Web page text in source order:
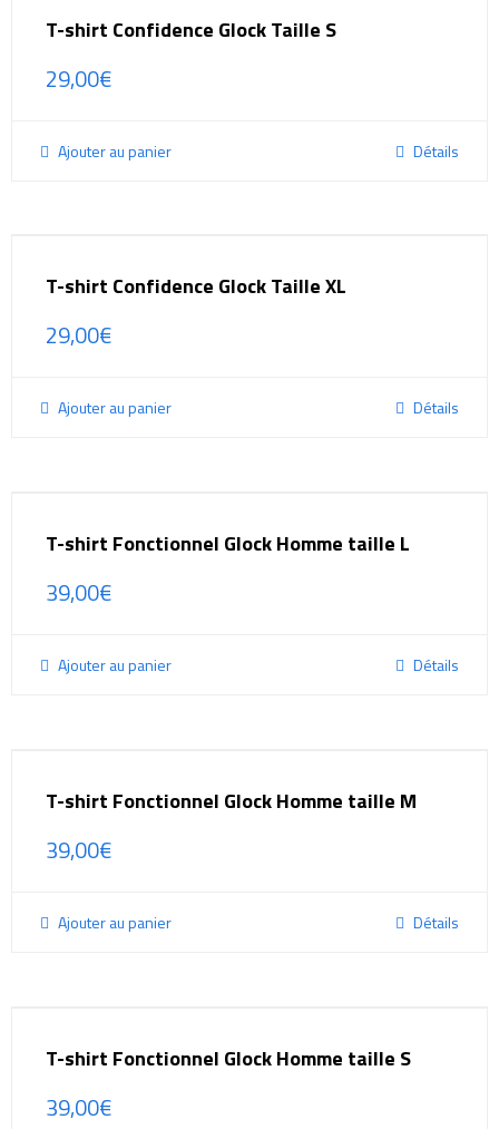
T-shirt Confidence Glock Taille S
29,00€
Ajouter au panier Détails
T-shirt Confidence Glock Taille XL
29,00€
Ajouter au panier Détails
T-shirt Fonctionnel Glock Homme taille L
39,00€
Ajouter au panier Détails
T-shirt Fonctionnel Glock Homme taille M
39,00€
Ajouter au panier Détails
T-shirt Fonctionnel Glock Homme taille S
39,00€